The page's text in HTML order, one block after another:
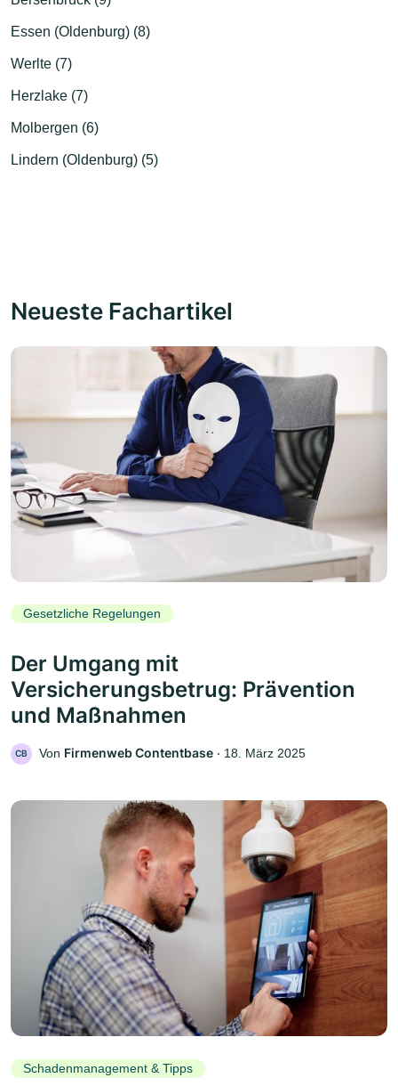
Essen (Oldenburg) (8)
Werlte (7)
Herzlake (7)
Molbergen (6)
Lindern (Oldenburg) (5)
Neueste Fachartikel
Gesetzliche Regelungen
Der Umgang mit
Versicherungsbetrug: Prävention
und Maßnahmen
CB Von Firmenweb Contentbase ‧ 18. März 2025
Schadenmanagement & Tipps